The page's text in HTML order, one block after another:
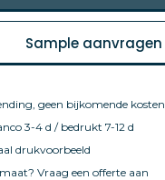
Sample aanvragen
geen bijkomende kosten
3-4 d / bedrukt 7-12 d
drukvoorbeeld
Vraag een offerte aan